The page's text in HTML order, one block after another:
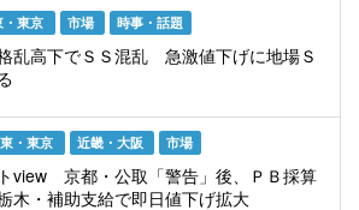
・東京 市場 時事・話題
高下でＳＳ混乱 急激値下げに地場Ｓ
・東京 近畿・大阪 市場
view 京都・公取「警告」後、ＰＢ採算
木・補助支給で即日値下げ拡大